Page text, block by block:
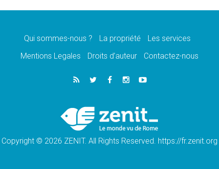
07.08.2026
07.08.2026
de l'Assomption et mémoire nationale
«La paix commence par l'empathie» estime
le cardinal Parolin
En Colombie, «la paix ne s'achète pas avec
une signature»
Qui sommes-nous ? La propriété
Les services
Mentions Legales
Droits d’auteur Contactez-nous
Copyright © 2026 ZENIT. All Rights Reserved. https://fr.zenit.org